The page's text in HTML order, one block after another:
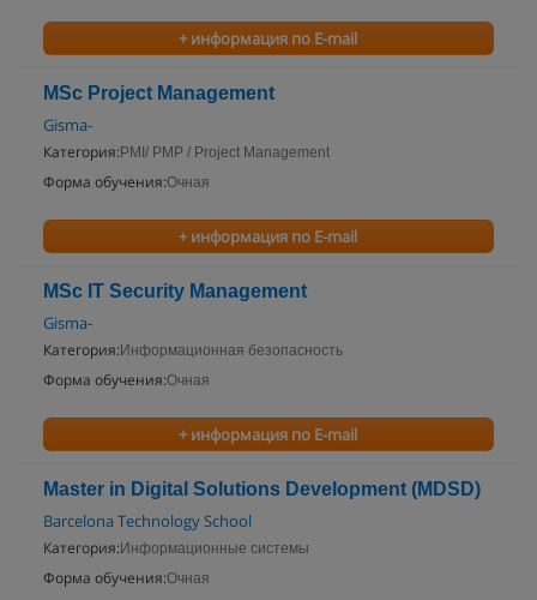
+ информация по E-mail
MSc Project Management
Gisma-
Категория: PMI/ PMP / Project Management
Форма обучения:Очная
+ информация по E-mail
MSc IT Security Management
Gisma-
Категория: Информационная безопасность
Форма обучения:Очная
+ информация по E-mail
Master in Digital Solutions Development (MDSD)
Barcelona Technology School
Категория: Информационные системы
Форма обучения:Очная